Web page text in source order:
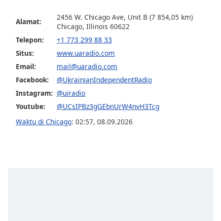
settings
subtitles
off,
selected
Audio
Track
Picture-
in-
Picture
Alamat:
2456 W. Chicago Ave, Unit B (7 854,05 km)
Chicago, Illinois 60622
Telepon:
+1 773 299 88 33
Situs:
www.uaradio.com
Email:
mail@uaradio.com
Facebook:
@UkrainianIndependentRadio
Instagram: @uiradio
Youtube:
@UCsIPBz3gGEbnUrW4nvH3Tcg
Waktu di Chicago: 02:57, 08.09.2026